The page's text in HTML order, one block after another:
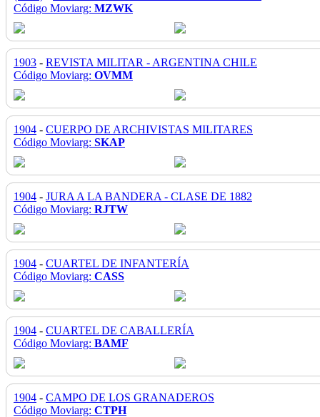
Código Moviarg: MZWK
1903 - REVISTA MILITAR - ARGENTINA CHILE
Código Moviarg: OVMM
1904 - CUERPO DE ARCHIVISTAS MILITARES
Código Moviarg: SKAP
1904 - JURA A LA BANDERA - CLASE DE 1882
Código Moviarg: RJTW
1904 - CUARTEL DE INFANTERÍA
Código Moviarg: CASS
1904 - CUARTEL DE CABALLERÍA
Código Moviarg: BAMF
1904 - CAMPO DE LOS GRANADEROS
Código Moviarg: CTPH